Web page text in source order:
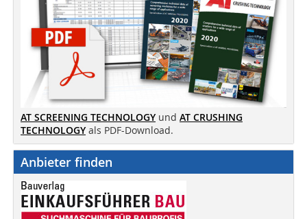
AT SCREENING TECHNOLOGY und AT CRUSHING
TECHNOLOGY als PDF-Download.
Anbieter finden